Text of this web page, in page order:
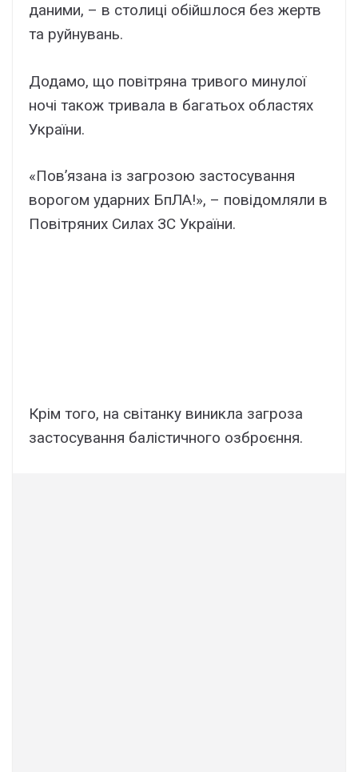
даними, – в столиці обійшлося без жертв
та руйнувань.
Додамо, що повітряна тривого минулої
ночі також тривала в багатьох областях
України.
«Пов’язана із загрозою застосування
ворогом ударних БпЛА!», – повідомляли в
Повітряних Силах ЗС України.
Крім того, на світанку виникла загроза
застосування балістичного озброєння.